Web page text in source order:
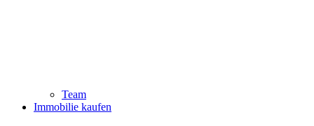
Team
Immobilie kaufen